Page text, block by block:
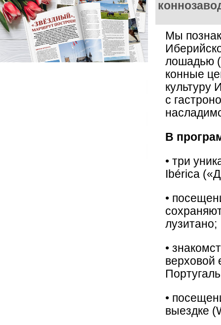
Мы
лошадью
конные
культуру
с
В
• три
Ibérica
•
лузитано;
•
верховой
•
выездке